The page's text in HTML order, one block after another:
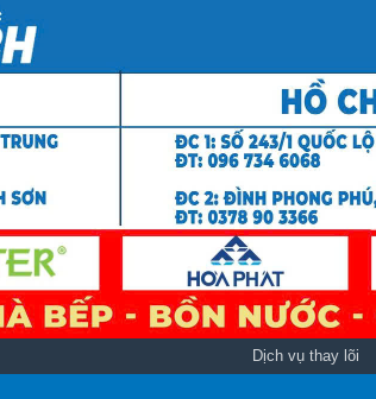
Dịch vụ thay lõi